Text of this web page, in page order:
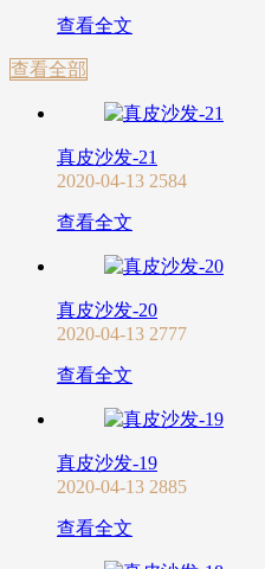
查看全文
查看全部
真皮沙发-21
2020-04-13 2584
查看全文
真皮沙发-20
2020-04-13 2777
查看全文
真皮沙发-19
2020-04-13 2885
查看全文